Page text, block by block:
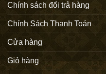
Chính sách đổi trả hàng
Chính Sách Thanh Toán
Cửa hàng
Giỏ hàng